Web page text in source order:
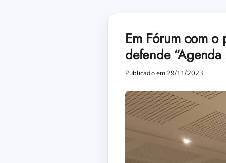
Em Fórum com
defende
Publicado em 29/11/2023